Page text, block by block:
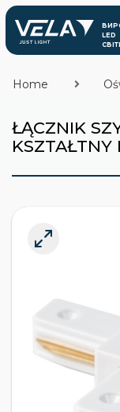
ŁĄCZNIK
KSZTAŁTNY
Home